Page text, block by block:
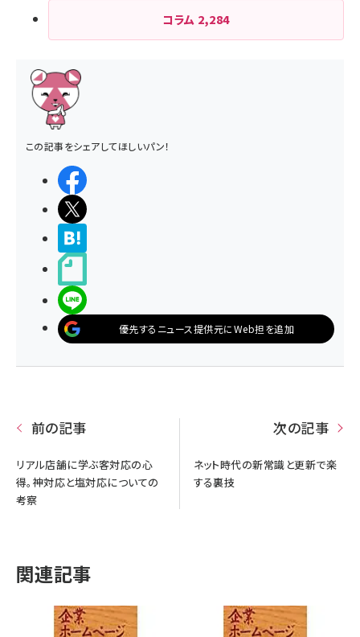
コラム 2,284
この記事をシェアしてほしいパン！
優先するニュース提供元にWeb担を追加
前の記事
リアル店舗に学ぶ客対応の心
得。神対応と塩対応についての
考察
次の記事
ネット時代の新常識と更新で楽
する裏技
関連記事